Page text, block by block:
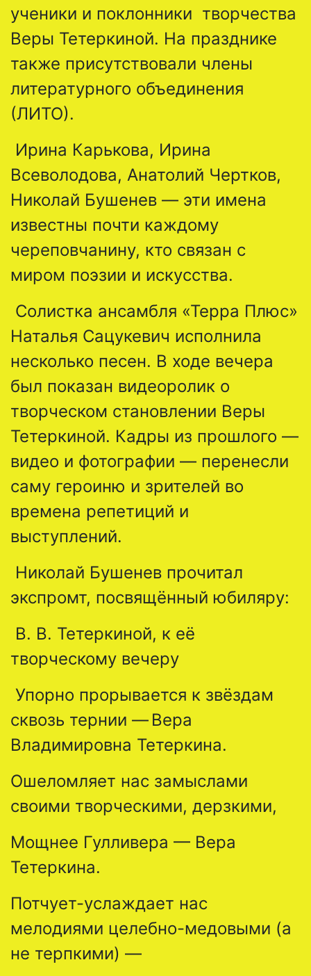
ученики и поклонники творчества
Веры Тетеркиной. На празднике
также присутствовали члены
литературного объединения
(ЛИТО).
Ирина Карькова, Ирина
Всеволодова, Анатолий Чертков,
Николай Бушенев — эти имена
известны почти каждому
череповчанину, кто связан с
миром поэзии и искусства.
Солистка ансамбля «Терра Плюс»
Наталья Сацукевич исполнила
несколько песен. В ходе вечера
был показан видеоролик о
творческом становлении Веры
Тетеркиной. Кадры из прошлого —
видео и фотографии — перенесли
саму героиню и зрителей во
времена репетиций и
выступлений.
Николай Бушенев прочитал
экспромт, посвящённый юбиляру:
В. В. Тетеркиной, к её
творческому вечеру
Упорно прорывается к звёздам
сквозь тернии — Вера
Владимировна Тетеркина.
Ошеломляет нас замыслами
своими творческими, дерзкими,
Мощнее Гулливера — Вера
Тетеркина.
Потчует-услаждает нас
мелодиями целебно-медовыми (а
не терпкими) —